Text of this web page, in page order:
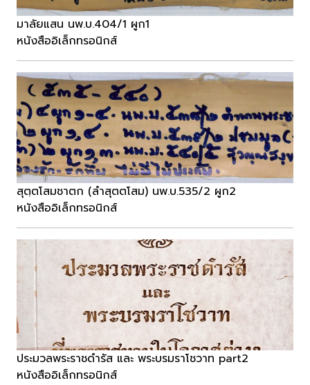
มาลัยแสน นพ.บ.404/1 ผูก1
หนังสืออิเล็กทรอนิกส์
สุตฺตโสมชาตก (ลำสุตตโสม) นพ.บ.535/2 ผูก2
หนังสืออิเล็กทรอนิกส์
ประมวลพระราชดำรัส และ พระบรมราโชวาท part2
หนังสืออิเล็กทรอนิกส์